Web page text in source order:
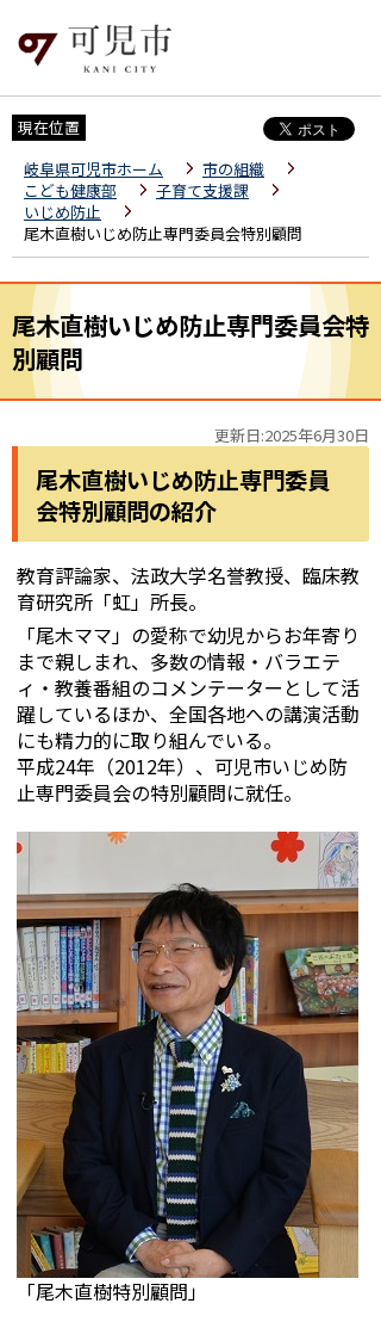
現在位置
岐阜県可児市ホーム
市の組織
こども健康部
子育て支援課
いじめ防止
尾木直樹いじめ防止専門委員会特別顧問
尾木直樹いじめ防止専門委員会特
別顧問
更新日:2025年6月30日
尾木直樹いじめ防止専門委員
会特別顧問の紹介
教育評論家、法政大学名誉教授、臨床教
育研究所「虹」所長。
「尾木ママ」の愛称で幼児からお年寄り
まで親しまれ、多数の情報・バラエテ
ィ・教養番組のコメンテーターとして活
躍しているほか、全国各地への講演活動
にも精力的に取り組んでいる。
平成24年（2012年）、可児市いじめ防
止専門委員会の特別顧問に就任。
「尾木直樹特別顧問」